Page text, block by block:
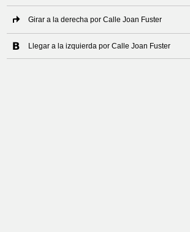
Girar a la derecha por Calle Joan Fuster
Llegar a la izquierda por Calle Joan Fuster